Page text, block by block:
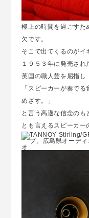
極上の時間を過ごすた
欠です。
そこで出てくるのがイ
１９５３年に発売され
英国の職人芸を屈指し
「スピーカーが奏で
めざす。」
と言う高邁な信念のも
とも言えるスピーカー